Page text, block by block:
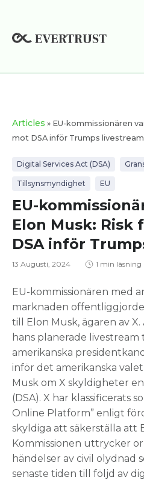
innehåll
Articles » EU-kommissionären
mot DSA inför Trumps livestream
Digital Services Act (DSA)
Tillsynsmyndighet EU
EU-
Elon Musk:
DSA inför
13 Augusti, 2024 1 min läsning
EU-kommissionären med
marknaden
till Elon Musk, ägaren av
hans planerade
amerikanska
inför det amerikanska
Musk om X skyldigheter
(DSA). X har klassificerats
Online Platform” enligt
skyldiga att säkerställa att
Kommissionen uttrycker
händelser av civil olydnad
senaste tiden till följd av